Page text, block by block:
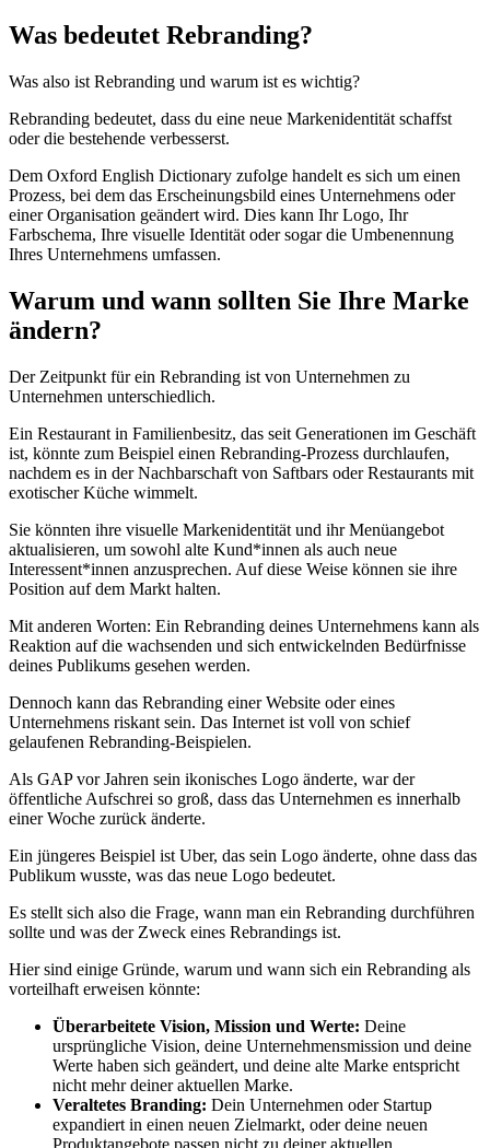
Was bedeutet Rebranding?
Was also ist Rebranding und warum ist es wichtig?
Rebranding bedeutet, dass du eine neue Markenidentität schaffst
oder die bestehende verbesserst.
Dem Oxford English Dictionary zufolge handelt es sich um einen
Prozess, bei dem das Erscheinungsbild eines Unternehmens oder
einer Organisation geändert wird. Dies kann Ihr Logo, Ihr
Farbschema, Ihre visuelle Identität oder sogar die Umbenennung
Ihres Unternehmens umfassen.
Warum und wann sollten Sie Ihre Marke
ändern?
Der Zeitpunkt für ein Rebranding ist von Unternehmen zu
Unternehmen unterschiedlich.
Ein Restaurant in Familienbesitz, das seit Generationen im Geschäft
ist, könnte zum Beispiel einen Rebranding-Prozess durchlaufen,
nachdem es in der Nachbarschaft von Saftbars oder Restaurants mit
exotischer Küche wimmelt.
Sie könnten ihre visuelle Markenidentität und ihr Menüangebot
aktualisieren, um sowohl alte Kund*innen als auch neue
Interessent*innen anzusprechen. Auf diese Weise können sie ihre
Position auf dem Markt halten.
Mit anderen Worten: Ein Rebranding deines Unternehmens kann als
Reaktion auf die wachsenden und sich entwickelnden Bedürfnisse
deines Publikums gesehen werden.
Dennoch kann das Rebranding einer Website oder eines
Unternehmens riskant sein. Das Internet ist voll von schief
gelaufenen Rebranding-Beispielen.
Als GAP vor Jahren sein ikonisches Logo änderte, war der
öffentliche Aufschrei so groß, dass das Unternehmen es innerhalb
einer Woche zurück änderte.
Ein jüngeres Beispiel ist Uber, das sein Logo änderte, ohne dass das
Publikum wusste, was das neue Logo bedeutet.
Es stellt sich also die Frage, wann man ein Rebranding durchführen
sollte und was der Zweck eines Rebrandings ist.
Hier sind einige Gründe, warum und wann sich ein Rebranding als
vorteilhaft erweisen könnte:
Überarbeitete Vision, Mission und Werte: Deine
ursprüngliche Vision, deine Unternehmensmission und deine
Werte haben sich geändert, und deine alte Marke entspricht
nicht mehr deiner aktuellen Marke.
Veraltetes Branding: Dein Unternehmen oder Startup
expandiert in einen neuen Zielmarkt, oder deine neuen
Produktangebote passen nicht zu deiner aktuellen